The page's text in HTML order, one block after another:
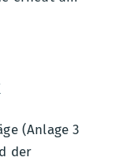
(Anlage 3
der